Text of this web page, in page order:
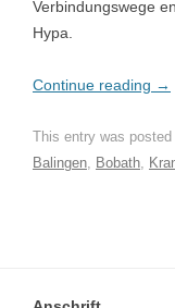
Verbindungswege
Hypa.
Continue reading →
This entry was posted
Balingen, Bobath,